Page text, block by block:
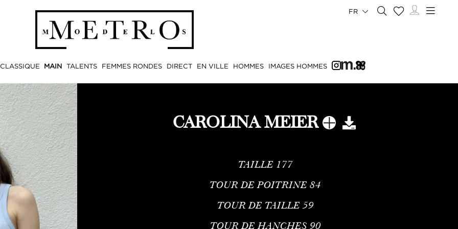
CLASSIQUE MAIN TALENTS FEMMES RONDES DIRECT EN VILLE HOMMES IMAGES HOMMES
FR
CAROLINA MEIER
TAILLE 177
TOUR DE POITRINE 84
TOUR DE TAILLE 59
TOUR DE HANCHES 90